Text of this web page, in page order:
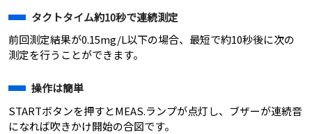
タクトタイム約10秒で連続測定
前回測定結果が0.15mg/L以下の場合、最短で約10秒後に次の
測定を行うことができます。
操作は簡単
STARTボタンを押すとMEAS.ランプが点灯し、ブザーが連続音
になれば吹きかけ開始の合図です。